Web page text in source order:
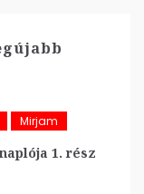
Mirjam
1. rész